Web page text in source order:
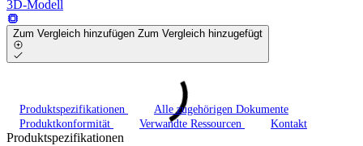
3D-Modell
Zum Vergleich hinzufügen Zum Vergleich hinzugefügt
Produktspezifikationen
Alle zugehörigen Dokumente
Produktkonformität
Verwandte Ressourcen Kontakt
Produktspezifikationen